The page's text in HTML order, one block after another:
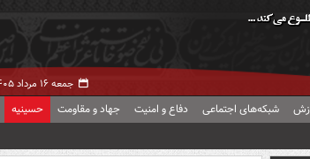
جمعه ۱۶ مرداد ۱۴۰۵ -
شبکه‌های اجتماعی دفاع و امنیت جهاد و مقاومت حسینیه